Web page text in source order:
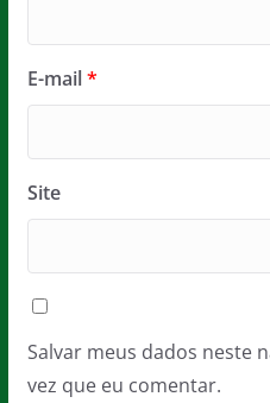
E-mail*
Site
Salvar meus dados neste
vez que eu comentar.